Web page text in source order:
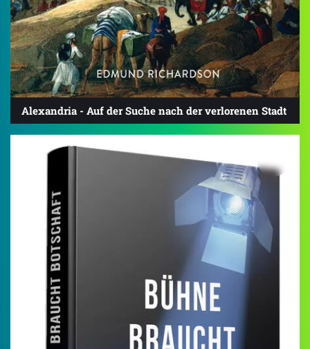
Alexandria - Auf der Suche nach der verlorenen Stadt